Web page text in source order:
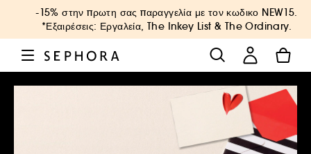
-15% στην πρωτη σας παραγγελία με τον κωδικο NEW15.
*Εξαιρέσεις: Εργαλεία, The Inkey List & The Ordinary.